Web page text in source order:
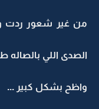
من غير شعور ردت
الصدى اللي بالصاله
واظح بشكل كبير ...